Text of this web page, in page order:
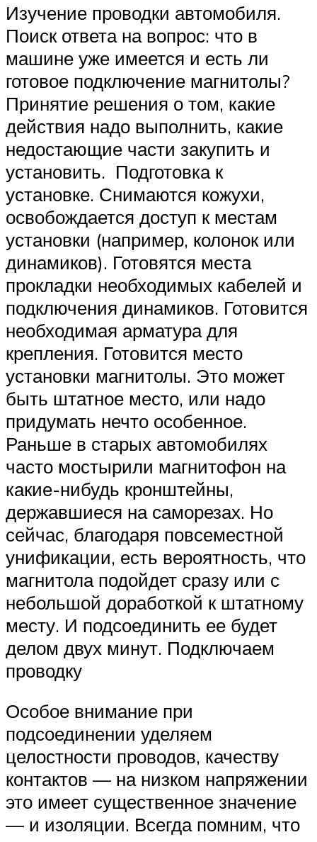
Изучение проводки автомобиля.
Поиск ответа на вопрос: что в
машине уже имеется и есть ли
готовое подключение магнитолы?
Принятие решения о том, какие
действия надо выполнить, какие
недостающие части закупить и
установить. Подготовка к
установке. Снимаются кожухи,
освобождается доступ к местам
установки (например, колонок или
динамиков). Готовятся места
прокладки необходимых кабелей и
подключения динамиков. Готовится
необходимая арматура для
крепления. Готовится место
установки магнитолы. Это может
быть штатное место, или надо
придумать нечто особенное.
Раньше в старых автомобилях
часто мостырили магнитофон на
какие-нибудь кронштейны,
державшиеся на саморезах. Но
сейчас, благодаря повсеместной
унификации, есть вероятность, что
магнитола подойдет сразу или с
небольшой доработкой к штатному
месту. И подсоединить ее будет
делом двух минут. Подключаем
проводку
Особое внимание при
подсоединении уделяем
целостности проводов, качеству
контактов — на низком напряжении
это имеет существенное значение
— и изоляции. Всегда помним, что